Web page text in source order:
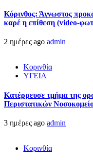
Κόρινθος: Άγνωστος
καρέ η επίθεση (video-
2 ημέρες ago admin
Κορινθία
ΥΓΕΙΑ
Kατέρρευσε τμήμα της
Περιστατικών
3 ημέρες ago admin
Κορινθία